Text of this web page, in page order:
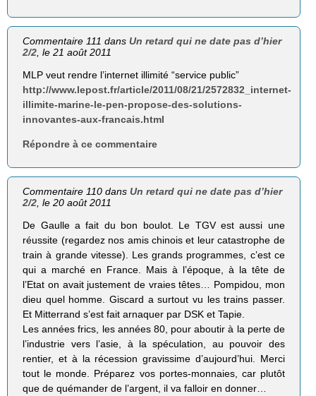
Commentaire 111 dansUn retard qui ne date pas d’hier
2/2 , le 21 août 2011
MLP veut rendre l’internet illimité “service public”
http://www.lepost.fr/article/2011/08/21/2572832_internet-
illimite-marine-le-pen-propose-des-solutions-
innovantes-aux-francais.html
Répondre à ce commentaire
Commentaire 110 dansUn retard qui ne date pas d’hier
2/2 , le 20 août 2011
De Gaulle a fait du bon boulot. Le TGV est aussi une
réussite (regardez nos amis chinois et leur catastrophe de
train à grande vitesse). Les grands programmes, c’est ce
qui a marché en France. Mais à l’époque, à la tête de
l’Etat on avait justement de vraies têtes… Pompidou, mon
dieu quel homme. Giscard a surtout vu les trains passer.
Et Mitterrand s’est fait arnaquer par DSK et Tapie.
Les années frics, les années 80, pour aboutir à la perte de
l’industrie vers l’asie, à la spéculation, au pouvoir des
rentier, et à la récession gravissime d’aujourd’hui. Merci
tout le monde. Préparez vos portes-monnaies, car plutôt
que de quémander de l’argent, il va falloir en donner…